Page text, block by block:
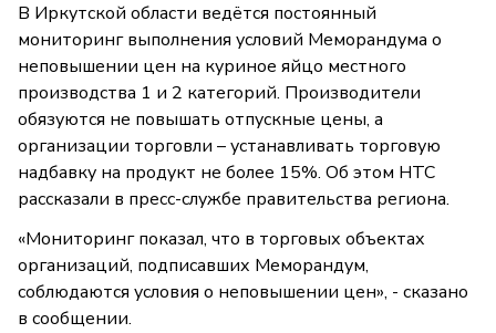
В Иркутской области ведётся постоянный
мониторинг выполнения условий Меморандума о
неповышении цен на куриное яйцо местного
производства 1 и 2 категорий. Производители
обязуются не повышать отпускные цены, а
организации торговли – устанавливать торговую
надбавку на продукт не более 15%. Об этом НТС
рассказали в пресс-службе правительства региона.
«Мониторинг показал, что в торговых объектах
организаций, подписавших Меморандум,
соблюдаются условия о неповышении цен», - сказано
в сообщении.